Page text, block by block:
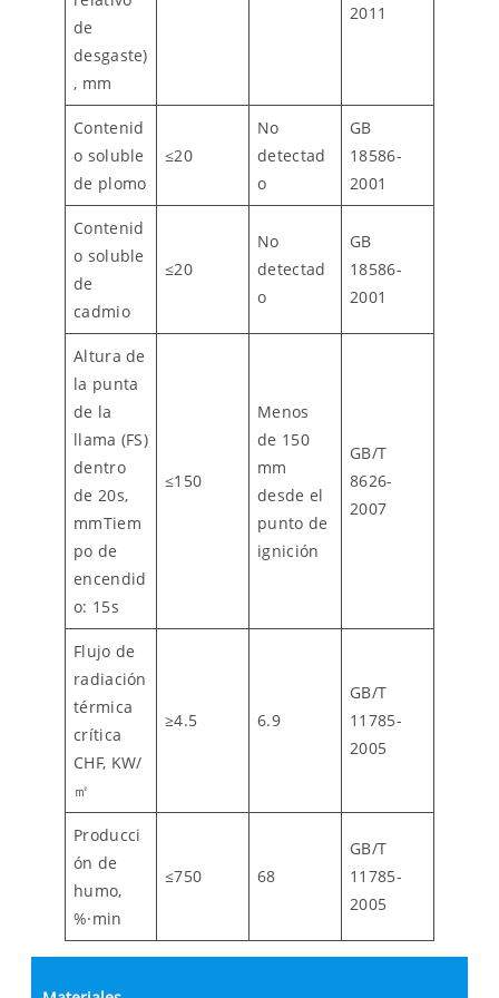
de
desgaste)
, mm
2011
Contenid
o soluble
de plomo
≤20
No
detectad
o
GB
18586-
2001
Contenid
o soluble
de
cadmio
≤20
No
detectad
o
GB
18586-
2001
Altura de
la punta
de la
llama (FS)
dentro
de 20s,
mmTiem
po de
encendid
o: 15s
≤150
Menos
de 150
mm
desde el
punto de
ignición
GB/T
8626-
2007
Flujo de
radiación
térmica
crítica
CHF, KW/
㎡
≥4.5 6.9
GB/T
11785-
2005
Producci
ón de
humo,
%·min
≤750 68
GB/T
11785-
2005